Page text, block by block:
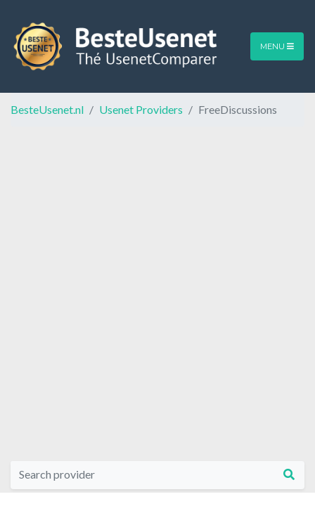
MENU
BesteUsenet.nl Usenet Providers FreeDiscussions